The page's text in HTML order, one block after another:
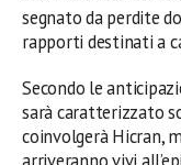
segnato da perdite
rapporti destinati a
Secondo le
sarà caratterizzato
coinvolgerà Hicran,